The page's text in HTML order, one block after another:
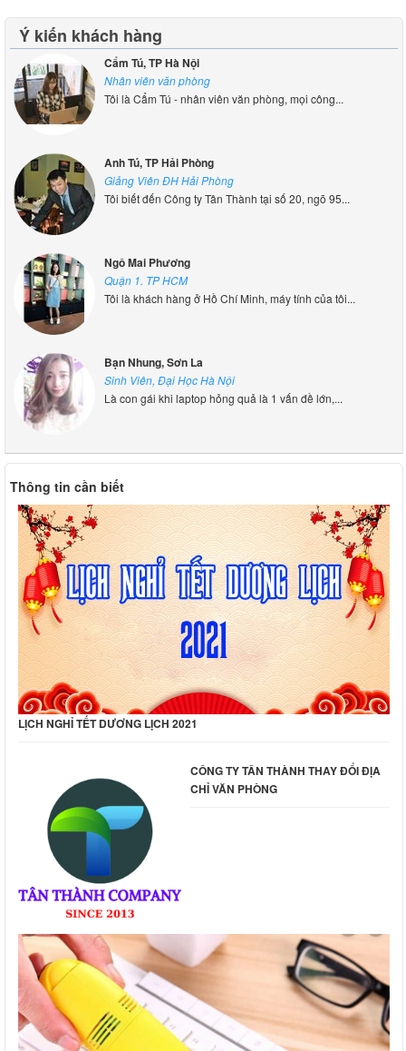
Ý kiến khách hàng
Cẩm Tú, TP Hà Nội
Nhân viên văn phòng
Tôi là Cẩm Tú - nhân viên văn phòng, mọi công...
Anh Tú, TP Hải Phòng
Giảng Viên ĐH Hải Phòng
Tôi biết đến Công ty Tân Thành tại số 20, ngõ 95...
Ngô Mai Phương
Quận 1. TP HCM
Tôi là khách hàng ở Hồ Chí Minh, máy tính của tôi...
Bạn Nhung, Sơn La
Sinh Viên, Đại Học Hà Nội
Là con gái khi laptop hỏng quả là 1 vấn đề lớn,...
Thông tin cần biết
LỊCH NGHỈ TẾT DƯƠNG LỊCH 2021
CÔNG TY TÂN THÀNH THAY ĐỔI ĐỊA
CHỈ VĂN PHÒNG